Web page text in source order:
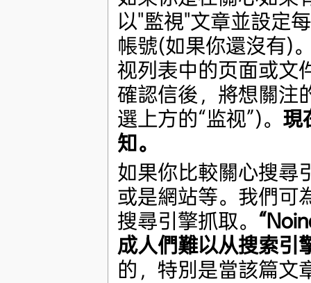
以"監視"文章並設定
帳號(如果你還沒有)
视列表中的页面或文
確認信後，將想關注
選上方的“监视”)。 現
知。
如果你比較關心搜尋
或是網站等。我們可
搜尋引擎抓取。
成人們難以从搜索引
的，特別是當該篇文